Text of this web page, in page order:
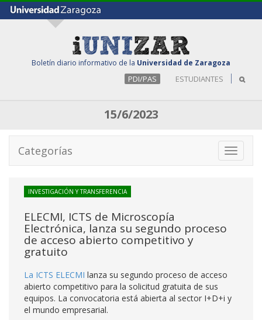
Boletín diario informativo de la Universidad de Zaragoza
PDI/PAS ESTUDIANTES
15/6/2023
Toggle
Categorías
INVESTIGACIÓN Y TRANSFERENCIA
ELECMI, ICTS de Microscopía
Electrónica, lanza su segundo proceso
de acceso abierto competitivo y
gratuito
La ICTS ELECMI lanza su segundo proceso de acceso
abierto competitivo para la solicitud gratuita de sus
equipos. La convocatoria está abierta al sector I+D+i y
el mundo empresarial.